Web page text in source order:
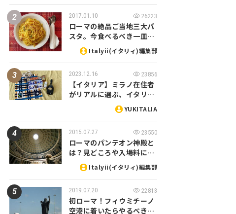
2017.01.10 26223
ローマの絶品ご当地三大パ
スタ。今食べるべき一皿…
Italyii(イタリィ)編集部
2023.12.16 23856
【イタリア】ミラノ在住者
がリアルに選ぶ、イタリ…
YUKITALIA
2015.07.27 23550
ローマのパンテオン神殿と
は？見どころや入場料に…
Italyii(イタリィ)編集部
2019.07.20 22813
初ローマ！フィウミチーノ
空港に着いたらやるべき…